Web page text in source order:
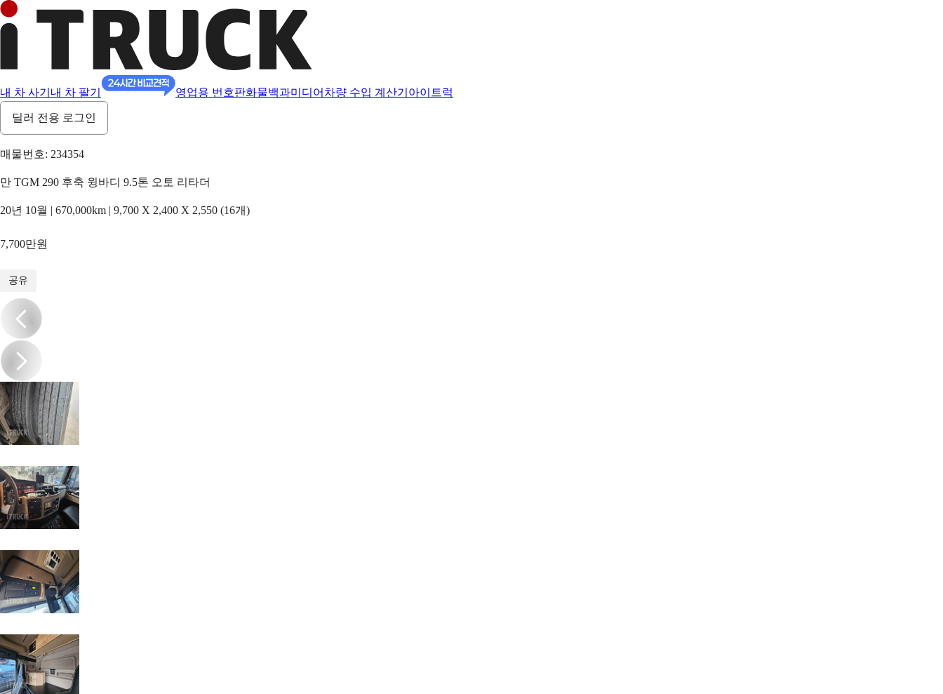
내 차 사기 내 차 팔기 영업용 번호판화물백과미디어 차량 수입 계산기 아이트럭
딜러 전용 로그인
매물번호: 234354
만 TGM 290 후축 윙바디 9.5톤 오토 리타더
20년 10월 | 670,000km | 9,700 X 2,400 X 2,550 (16개)
7,700만원
공유
/15